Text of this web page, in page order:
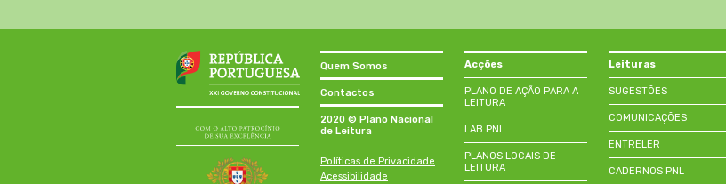
Quem Somos
Contactos
2020 © Plano Nacional
de Leitura
Políticas de Privacidade
Acessibilidade
Acções
PLANO DE AÇÃO PARA A
LEITURA
LAB PNL
PLANOS LOCAIS DE
LEITURA
Leituras
SUGESTÕES
COMUNICAÇÕES
ENTRELER
CADERNOS PNL